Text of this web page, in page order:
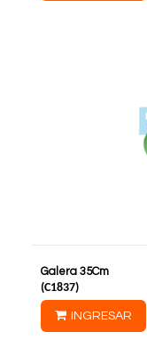
Galera 35Cm
(C1837)
INGRESAR